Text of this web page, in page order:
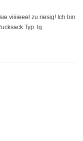
viiiieeel zu riesig! Ich bin
Typ. lg